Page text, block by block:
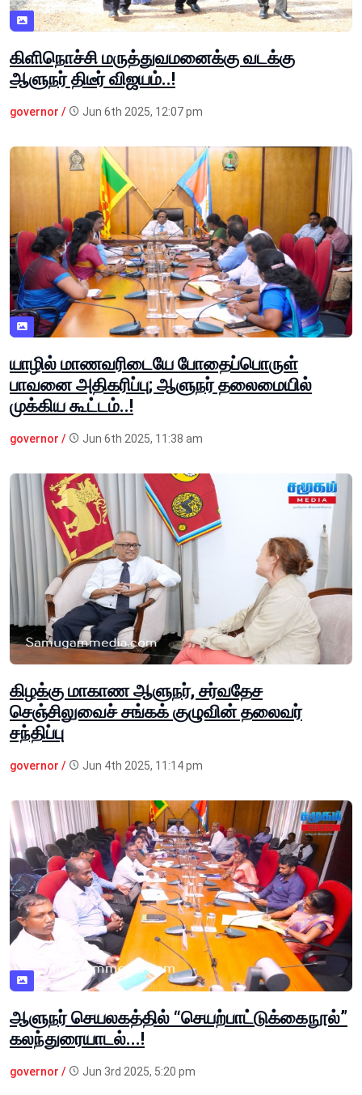
கிளிநொச்சி மருத்துவமனைக்கு வடக்கு
ஆளுநர் திடீர் விஜயம்..!
governor / Jun 6th 2025, 12:07 pm
யாழில் மாணவரிடையே போதைப்பொருள்
பாவனை அதிகரிப்பு; ஆளுநர் தலைமையில்
முக்கிய கூட்டம்..!
governor / Jun 6th 2025, 11:38 am
கிழக்கு மாகாண ஆளுநர், சர்வதேச
செஞ்சிலுவைச் சங்கக் குழுவின் தலைவர்
சந்திப்பு
governor / Jun 4th 2025, 11:14 pm
ஆளுநர் செயலகத்தில் “செயற்பாட்டுக்கைநூல்”
கலந்துரையாடல்...!
governor / Jun 3rd 2025, 5:20 pm